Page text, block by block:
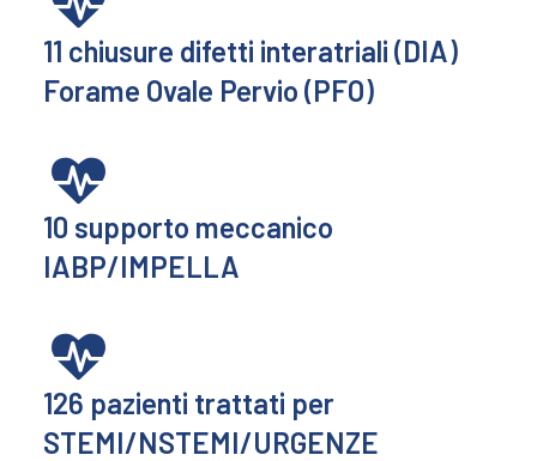
11 chiusure difetti interatriali (DIA)
Forame Ovale Pervio (PFO)
10 supporto meccanico
IABP/IMPELLA
126 pazienti trattati per
STEMI/NSTEMI/URGENZE